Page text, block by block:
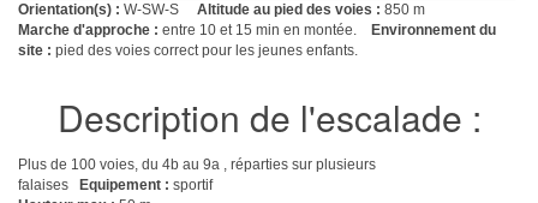
Orientation(s) : W-SW-S Altitude au pied des voies : 850 m
Marche d'approche : entre 10 et 15 min en montée.
Environnement du
site : pied des voies correct pour les jeunes enfants.
Description de l'escalade :
Plus de 100 voies, du 4b au 9a , réparties sur plusieurs
falaises
Equipement : sportif